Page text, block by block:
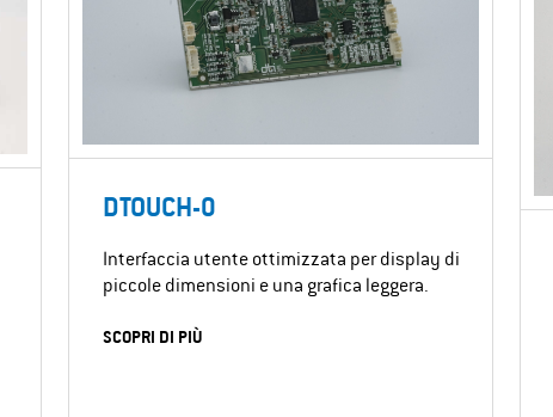
DTOUCH-0
Interfaccia utente ottimizzata per display di
piccole dimensioni e una grafica leggera.
SCOPRI DI PIÙ